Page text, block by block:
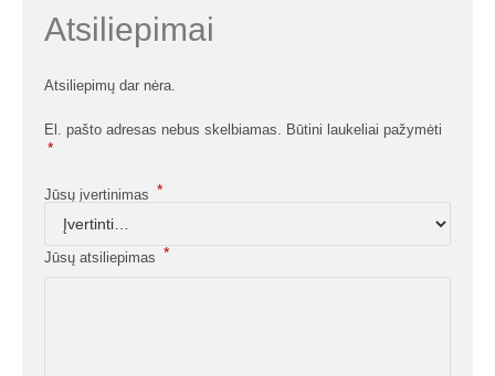
Atsiliepimai
Atsiliepimų dar nėra.
El. pašto adresas nebus skelbiamas. Būtini laukeliai pažymėti
*
Jūsų įvertinimas *
Jūsų atsiliepimas *